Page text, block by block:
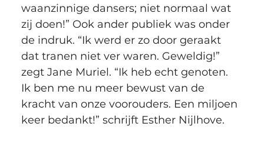
waanzinnige dansers; niet normaal wat
zij doen!” Ook ander publiek was onder
de indruk. “Ik werd er zo door geraakt
dat tranen niet ver waren. Geweldig!”
zegt Jane Muriel. “Ik heb echt genoten.
Ik ben me nu meer bewust van de
kracht van onze voorouders. Een miljoen
keer bedankt!” schrijft Esther Nijlhove.